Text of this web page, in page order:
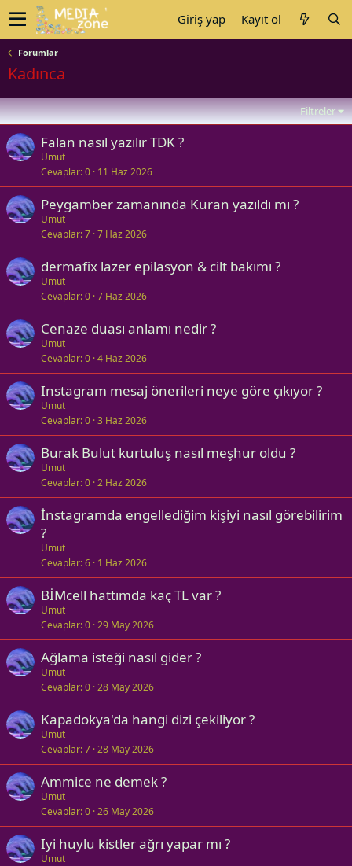
Giriş yap Kayıt ol
Forumlar
Kadınca
Filtreler
Falan nasıl yazılır TDK ?
Umut
Cevaplar 0 11 Haz 2026
Peygamber zamanında Kuran yazıldı mı ?
Umut
Cevaplar 7 7 Haz 2026
dermafix lazer epilasyon & cilt bakımı ?
Umut
Cevaplar 0 7 Haz 2026
Cenaze duası anlamı nedir ?
Umut
Cevaplar 0 4 Haz 2026
Instagram mesaj önerileri neye göre çıkıyor ?
Umut
Cevaplar 0 3 Haz 2026
Burak Bulut kurtuluş nasıl meşhur oldu ?
Umut
Cevaplar 0 2 Haz 2026
İnstagramda engellediğim kişiyi nasıl görebilirim
?
Umut
Cevaplar 6 1 Haz 2026
BİMcell hattımda kaç TL var ?
Umut
Cevaplar 0 29 May 2026
Ağlama isteği nasıl gider ?
Umut
Cevaplar 0 28 May 2026
Kapadokya'da hangi dizi çekiliyor ?
Umut
Cevaplar 7 28 May 2026
Ammice ne demek ?
Umut
Cevaplar 0 26 May 2026
Iyi huylu kistler ağrı yapar mı ?
Umut